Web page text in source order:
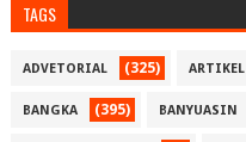
TAGS
ADVETORIAL (325) ARTIKEL
BANGKA (395) BANYUASIN